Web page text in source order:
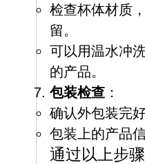
检查杯体材质
留。
可以用温水冲
的产品。
包装检查 ：
确认外包装完
包装上的产品
通过以上步